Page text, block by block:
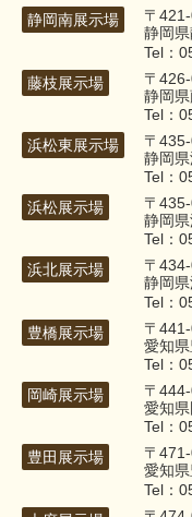
静岡南展示場
〒
静岡
Tel：
藤枝展示場
〒
静岡
Tel：
浜松東展示場
〒
静岡
Tel：
浜松展示場
〒
静岡
Tel：
浜北展示場
〒
静岡
Tel：
豊橋展示場
〒
愛知
Tel：
岡崎展示場
〒
愛知
Tel：
豊田展示場
〒
愛知
Tel：